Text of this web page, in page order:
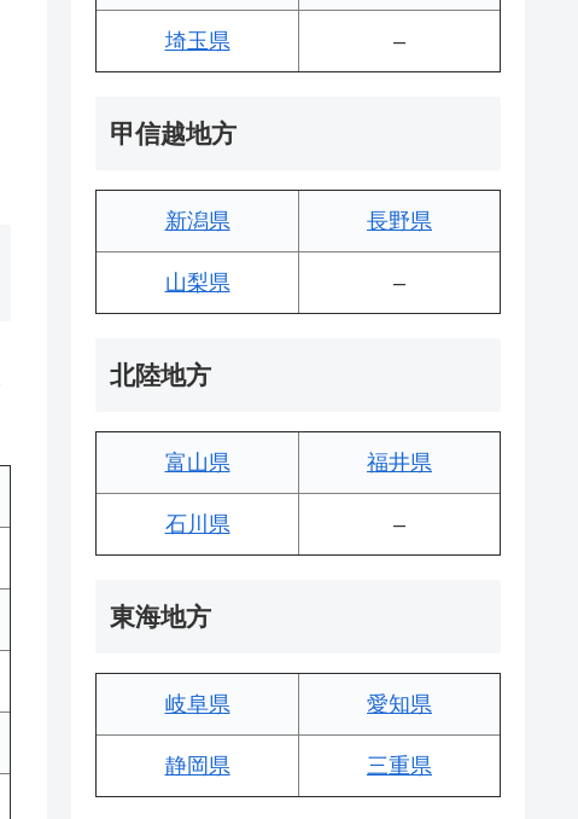
埼玉県 –
甲信越地方
新潟県 長野県
山梨県 –
北陸地方
富山県 福井県
石川県 –
東海地方
岐阜県 愛知県
静岡県 三重県